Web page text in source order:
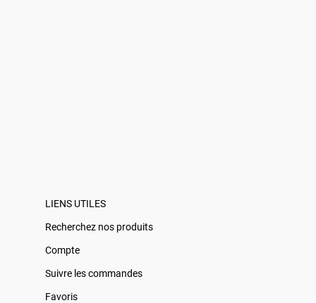
LIENS UTILES
Recherchez nos produits
Compte
Suivre les commandes
Favoris